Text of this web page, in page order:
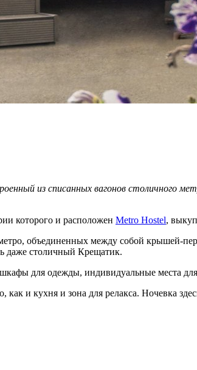
из списанных вагонов столичного
которого и расположен Metro Hostel,
объединенных между собой крышей-
даже столичный Крещатик.
для одежды, индивидуальные места
и кухня и зона для релакса. Ночевка